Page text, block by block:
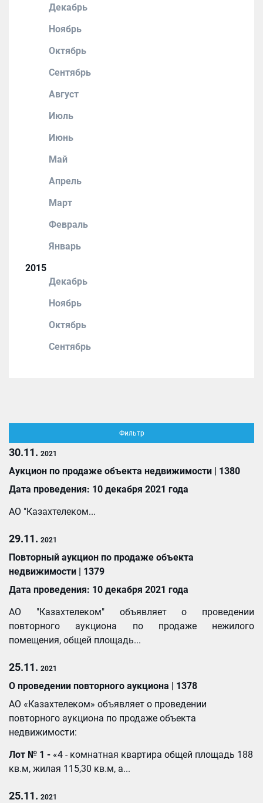
Декабрь
Ноябрь
Октябрь
Сентябрь
Август
Июль
Июнь
Май
Апрель
Март
Февраль
Январь
2015
Декабрь
Ноябрь
Октябрь
Сентябрь
Фильтр
30.11. 2021
Аукцион по продаже объекта недвижимости | 1380
Дата проведения: 10 декабря 2021 года
АО "Казахтелеком...
29.11. 2021
Повторный аукцион по продаже объекта
недвижимости | 1379
Дата проведения: 10 декабря 2021 года
АО "Казахтелеком" объявляет о проведении
повторного аукциона по продаже нежилого
помещения, общей площадь...
25.11. 2021
О проведении повторного аукциона | 1378
АО «Казахтелеком» объявляет о проведении
повторного аукциона по продаже объекта
недвижимости:
Лот № 1 - «4 - комнатная квартира общей площадь 188
кв.м, жилая 115,30 кв.м, а...
25.11. 2021